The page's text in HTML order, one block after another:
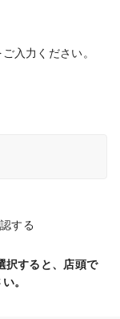
入力ください。
する
択すると、店頭で
。